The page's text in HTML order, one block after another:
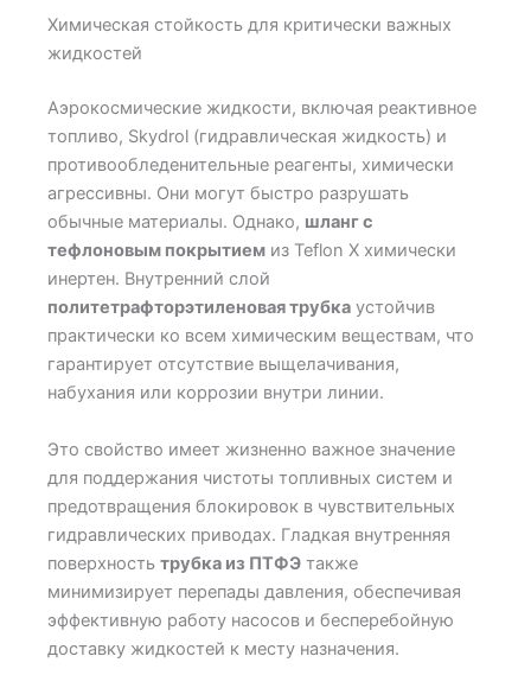
Химическая стойкость для критически важных
жидкостей
Аэрокосмические жидкости, включая реактивное
топливо, Skydrol (гидравлическая жидкость) и
противообледенительные реагенты, химически
агрессивны. Они могут быстро разрушать
обычные материалы. Однако, шланг с
тефлоновым покрытием из Teflon X химически
инертен. Внутренний слой
политетрафторэтиленовая трубка устойчив
практически ко всем химическим веществам, что
гарантирует отсутствие выщелачивания,
набухания или коррозии внутри линии.
Это свойство имеет жизненно важное значение
для поддержания чистоты топливных систем и
предотвращения блокировок в чувствительных
гидравлических приводах. Гладкая внутренняя
поверхность трубка из ПТФЭ также
минимизирует перепады давления, обеспечивая
эффективную работу насосов и бесперебойную
доставку жидкостей к месту назначения.